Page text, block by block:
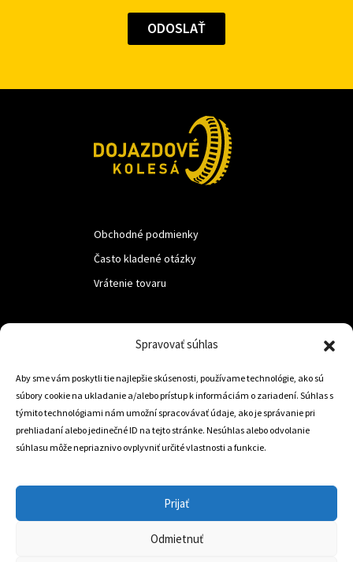
Spravovať súhlas
Aby sme vám poskytli tie najlepšie skúsenosti, používame technológie, ako sú
súbory cookie na ukladanie a/alebo prístup k informáciám o zariadení. Súhlas s
týmito technológiami nám umožní spracovávať údaje, ako je správanie pri
prehliadaní alebo jedinečné ID na tejto stránke. Nesúhlas alebo odvolanie
súhlasu môže nepriaznivo ovplyvniť určité vlastnosti a funkcie.
Prijať
Odmietnuť
Obchodné podmienky
Často kladené otázky
Vrátenie tovaru
Trstená 02801
+421 905 806 234
Český Eshop